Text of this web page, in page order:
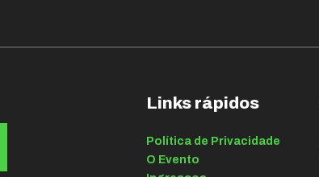
Links rápidos
Política de Privacidade
O Evento